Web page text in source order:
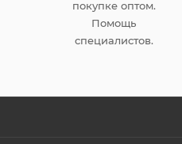
покупке оптом.
Помощь
специалистов.